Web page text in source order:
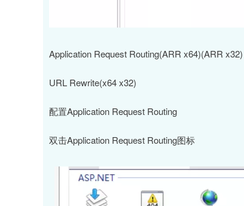
Application Request Routing(ARR x64)(ARR x32)
URL Rewrite(x64 x32)
配置Application Request Routing
双击Application Request Routing图标